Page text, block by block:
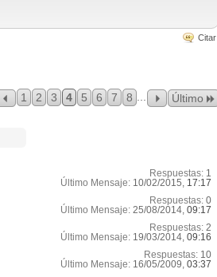
Citar
1 2 3 4 5 6 7 8 Último
Respuestas: 1
Último Mensaje: 10/02/2015, 17:17
Respuestas: 0
Último Mensaje: 25/08/2014, 09:17
Respuestas: 2
Último Mensaje: 19/03/2014, 09:16
Respuestas: 10
Último Mensaje: 16/05/2009, 03:37